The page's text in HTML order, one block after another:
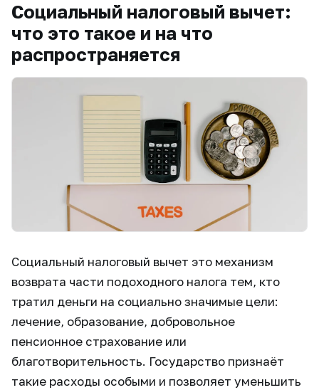
Социальный налоговый вычет:
что это такое и на что
распространяется
Социальный налоговый вычет это механизм
возврата части подоходного налога тем, кто
тратил деньги на социально значимые цели:
лечение, образование, добровольное
пенсионное страхование или
благотворительность. Государство признаёт
такие расходы особыми и позволяет уменьшить